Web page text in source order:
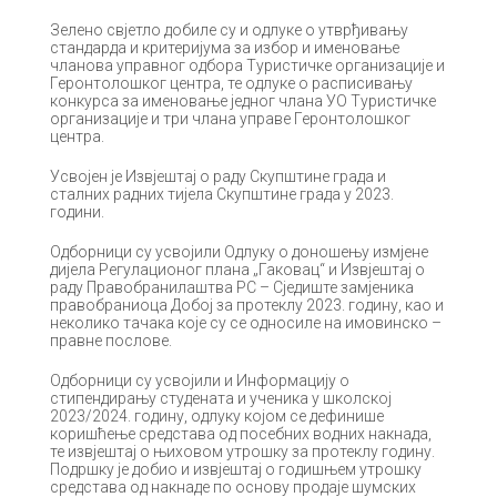
Зелено свјетло добиле су и одлуке о утврђивању
стандарда и критеријума за избор и именовање
чланова управног одбора Туристичке организације и
Геронтолошког центра, те одлуке о расписивању
конкурса за именовање једног члана УО Туристичке
организације и три члана управе Геронтолошког
центра.
Усвојен је Извјештај о раду Скупштине града и
сталних радних тијела Скупштине града у 2023.
години.
Одборници су усвојили Одлуку о доношењу измјене
дијела Регулационог плана „Гаковац“ и Извјештај о
раду Правобранилаштва РС – Сједиште замјеника
правобраниоца Добој за протеклу 2023. годину, као и
неколико тачака које су се односиле на имовинско –
правне послове.
Одборници су усвојили и Информацију о
стипендирању студената и ученика у школској
2023/2024. годину, одлуку којом се дефинише
коришћење средстава од посебних водних накнада,
те извјештај о њиховом утрошку за протеклу годину.
Подршку је добио и извјештај о годишњем утрошку
средстава од накнаде по основу продаје шумских